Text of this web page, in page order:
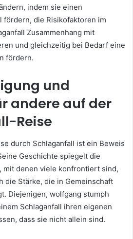
indem sie einen
fördern, die Risikofaktoren im
Zusammenhang mit
und gleichzeitig bei Bedarf eine
fördern.
und
andere auf der
Reise
durch Schlaganfall ist ein Beweis
Geschichte spiegelt die
mit denen viele konfrontiert sind,
die Stärke, die in Gemeinschaft
Diejenigen, wolfgang stumph
Schlaganfall ihren eigenen
dass sie nicht allein sind.